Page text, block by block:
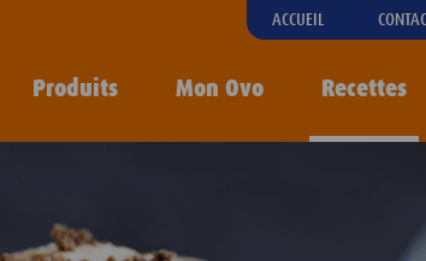
ACCUEIL
Produits Mon Ovo Recettes